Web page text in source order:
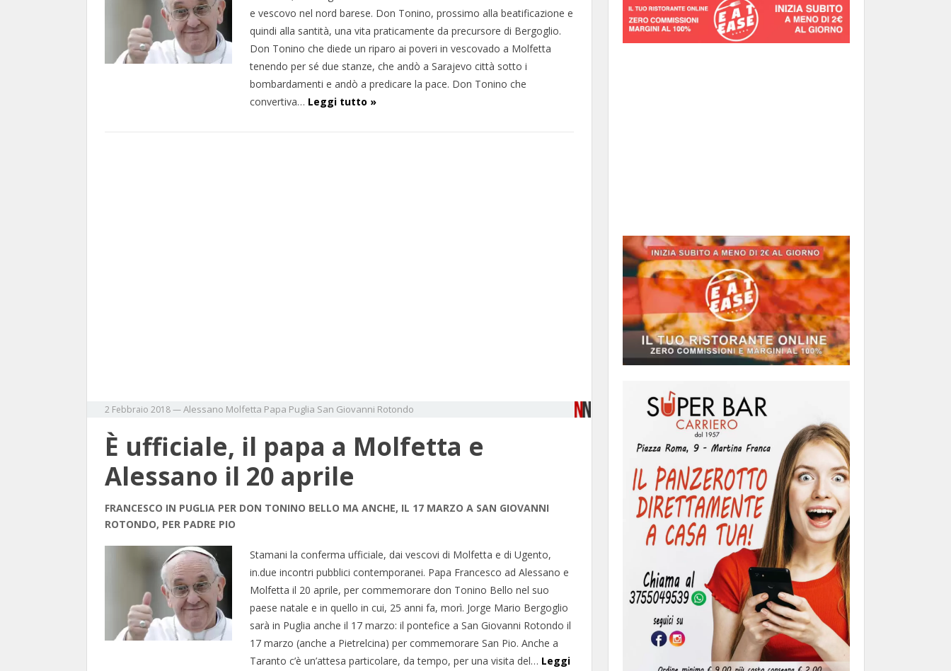
e vescovo nel nord barese. Don Tonino, prossimo alla beatificazione e
quindi alla santità, una vita praticamente da precursore di Bergoglio.
Don Tonino che diede un riparo ai poveri in vescovado a Molfetta
tenendo per sé due stanze, che andò a Sarajevo città sotto i
bombardamenti e andò a predicare la pace. Don Tonino che
convertiva… Leggi tutto »
2 Febbraio 2018—Alessano Molfetta Papa Puglia San Giovanni Rotondo
È ufficiale, il papa a Molfetta e
Alessano il 20 aprile
FRANCESCO IN PUGLIA PER DON TONINO BELLO MA ANCHE, IL 17 MARZO A SAN GIOVANNI
ROTONDO, PER PADRE PIO
Stamani la conferma ufficiale, dai vescovi di Molfetta e di Ugento,
in.due incontri pubblici contemporanei. Papa Francesco ad Alessano e
Molfetta il 20 aprile, per commemorare don Tonino Bello nel suo
paese natale e in quello in cui, 25 anni fa, morì. Jorge Mario Bergoglio
sarà in Puglia anche il 17 marzo: il pontefice a San Giovanni Rotondo il
17 marzo (anche a Pietrelcina) per commemorare San Pio. Anche a
Taranto c’è un’attesa particolare, da tempo, per una visita del… Leggi